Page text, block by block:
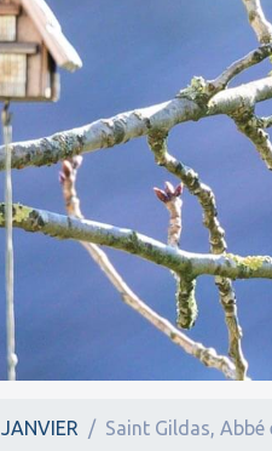
JANVIER Saint Gildas, Abbé